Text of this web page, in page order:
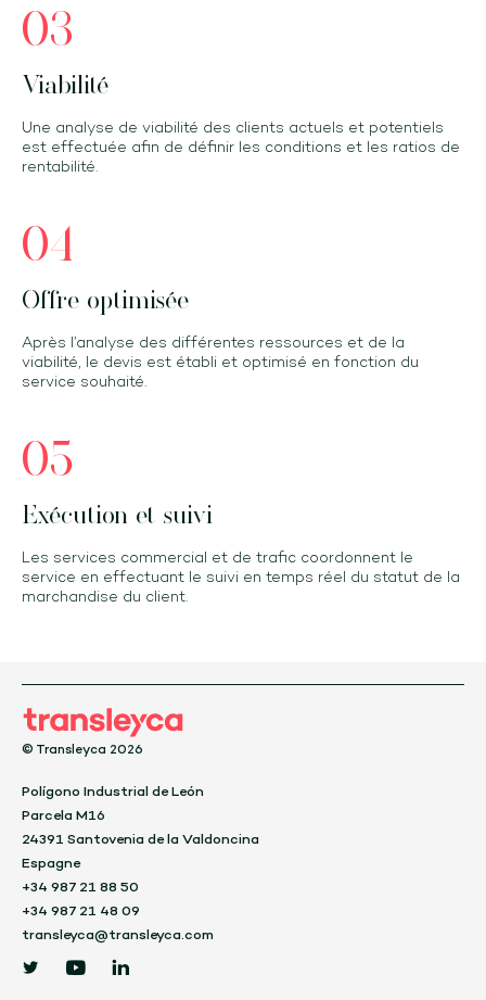
03
Viabilité
Une analyse de viabilité des clients actuels et potentiels
est effectuée afin de définir les conditions et les ratios de
rentabilité.
04
Offre optimisée
Après l’analyse des différentes ressources et de la
viabilité, le devis est établi et optimisé en fonction du
service souhaité.
05
Exécution et suivi
Les services commercial et de trafic coordonnent le
service en effectuant le suivi en temps réel du statut de la
marchandise du client.
© Transleyca 2026
Polígono Industrial de León
Parcela M16
24391 Santovenia de la Valdoncina
Espagne
+34 987 21 88 50
+34 987 21 48 09
transleyca@transleyca.com